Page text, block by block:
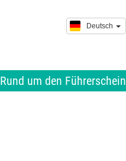
Deutsch
Rund um den Führerschein